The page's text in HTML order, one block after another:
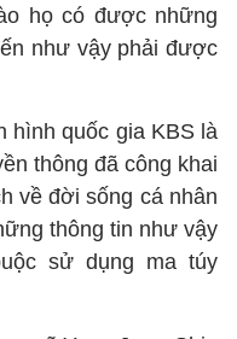
họ có được những
như vậy phải được
hình quốc gia KBS là
thông đã công khai
về đời sống cá nhân
thông tin như vậy
sử dụng ma túy